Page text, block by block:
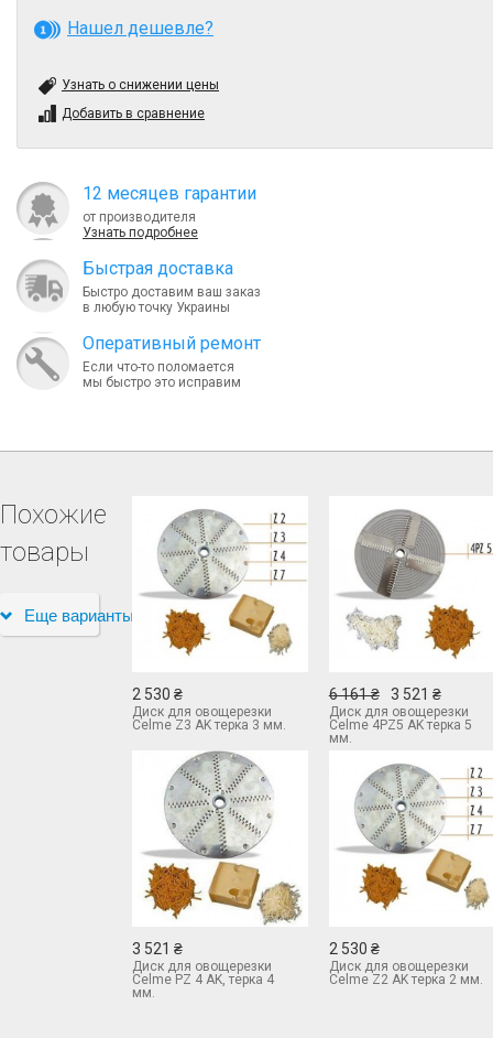
Нашел дешевле?
Узнать о снижении цены
Добавить в сравнение
12 месяцев гарантии
от производителя
Узнать подробнее
Быcтрая доставка
Быстро доставим ваш заказ
в любую точку Украины
Оперативный ремонт
Если что-то поломается
мы быстро это исправим
Похожие
товары
Еще варианты
2 530 ₴
Диск для овощерезки
Celme Z3 AK терка 3 мм.
6 161 ₴ 3 521 ₴
Диск для овощерезки
Celme 4PZ5 AK терка 5
мм.
3 521 ₴
Диск для овощерезки
Celme PZ 4 AK, терка 4
мм.
2 530 ₴
Диск для овощерезки
Celme Z2 AK терка 2 мм.